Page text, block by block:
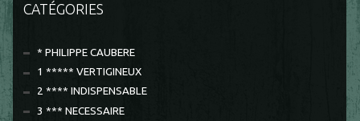
CATÉGORIES
* PHILIPPE CAUBERE
1 ***** VERTIGINEUX
2 **** INDISPENSABLE
3 *** NECESSAIRE